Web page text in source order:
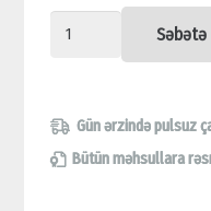
FM05-
19"
FAN
Gün ərzində pulsuz
Bütün məhsullara